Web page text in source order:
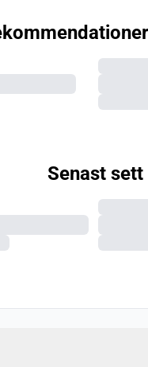
Senast sett